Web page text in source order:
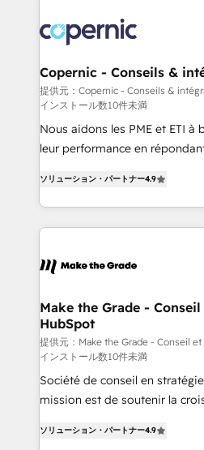
explore whether S2 is the
looking for...and get your
implement your CRM. We engineer revenue
outcomes for the GTM owner on
Different Because We're Built
Soc2 compliant 🛡️ - Onboarding:
starting from $1,5k - Clay: Elite Studio Solutions
Partner 🤝 - Global: 75+ RPers across five continents
🌐 - Scale: Largest organically grown & fastest tiering
implementations than any
Salesforce: We convert SFDC addicts to HubSpot
evangelists 🧡 Don't pick a marketing or technical
yours. Start winning.
Copernic - Conseils &
提供元：Copernic - Conseils &
インストール数10件未満
Nous aidons les PME et ETI
leur performance en
téléphonie, etc.) • Alignement des équipes grâce à un
outil et des données partagées • Amélioration de
collecte et de l’analyse des
de la productivité des équipes Notre équipe de 30
avec un engagement total,
métiers et technologie, et
travers le changement, tout
d’entreprise. Grâce à une méthodologie éprouvée
auprès de plus de 400 clients,
rapidement vos enjeux et
ソリューション・パートナー4.9
Make the Grade -
HubSpot
提供元：Make the Grade - Conseil
インストール数10件未満
Société de conseil en
mission est de soutenir la
l'intégration CRM et le
ソリューション・パートナー4.9